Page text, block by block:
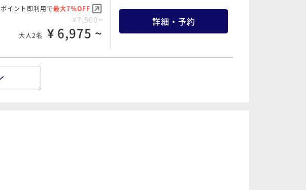
ポイント即利用で最大7％OFF
¥7,500~
大人2名 ¥ 6,975 ~
詳細・予約
ポイント即利用で